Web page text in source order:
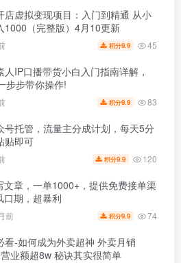
店虚拟变现项目：入门到精通 从小
1000（完整版）4月10更新
积分9.9 45
人IP口播带货小白入门指南详解，
步步带你操作!
积分9.9 83
号托管，流量主分成计划，每天5分
贴即可
积分9.9 120
文章，一单1000+，提供免费接单渠
口期，超暴利
前 积分9.9 74
看-如何成为外卖超神 外卖月销
业额超8w 秘诀其实很简单